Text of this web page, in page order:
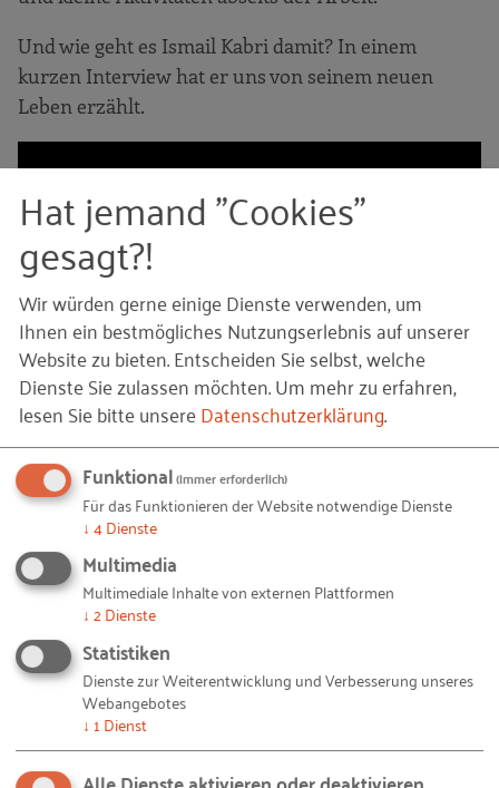
Und wie geht es Ismail Kabri damit? In einem
kurzen Interview hat er uns von seinem neuen
Leben erzählt.
Oder direkt auf Youtube ansehen:Interview mit
Ismail Kabri
Bildquellen und Copyright-Hinweise
© Piotr Przeszlo /Fotolia– 31-kette-mit-papiermenschen.jpg
© Wokandapix /
© StockSnap /Pixabay– 20190415-interview-schodder.jpg
© StockSnap /Pixabay – 20190415-interview-schodder.jpg
© StockSnap /Pixabay– 20190415-interview-schodder.jpg
Ihnen gefällt dieser Beitrag? Teilen Sie ihn mit anderen:
Hat jemand "Cookies"
gesagt?!
Wir würden gerne einige Dienste verwenden, um
Ihnen ein bestmögliches Nutzungserlebnis auf unserer
Website zu bieten. Entscheiden Sie selbst, welche
Dienste Sie zulassen möchten.Um mehr zu erfahren,
lesen Sie bitte unsereDatenschutzerklärung.
Funktional(immer erforderlich)
Für das Funktionieren der Website notwendige Dienste
↓ 4Dienste
Multimedia
Multimediale Inhalte von externen Plattformen
↓ 2Dienste
Statistiken
Dienste zur Weiterentwicklung und Verbesserung unseres
Webangebotes
↓ 1 Dienst